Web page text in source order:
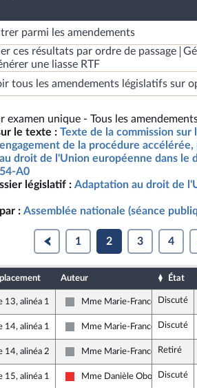
parmi les amendements
ces résultats par ordre de passage
une liasse RTF
tous les amendements législatifs sur
examen unique - Tous les
le texte : Texte de la commission
de la procédure
droit de l'Union européenne dans le
A0
législatif : Adaptation au droit de
: Assemblée nationale (séance
1 2 3 4
Auteur État
13, alinéa 1
Non inscrit
Mme Marie-France Lorho
Discuté
14, alinéa 1
Non inscrit
Mme Marie-France Lorho
Discuté
14, alinéa 2
Non inscrit
Mme Marie-France Lorho
Retiré
15, alinéa 1
La France insoumise
Mme Danièle ObonoDiscuté